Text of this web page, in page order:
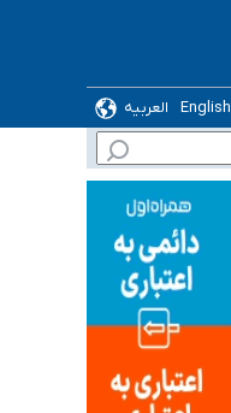
English
العربیه